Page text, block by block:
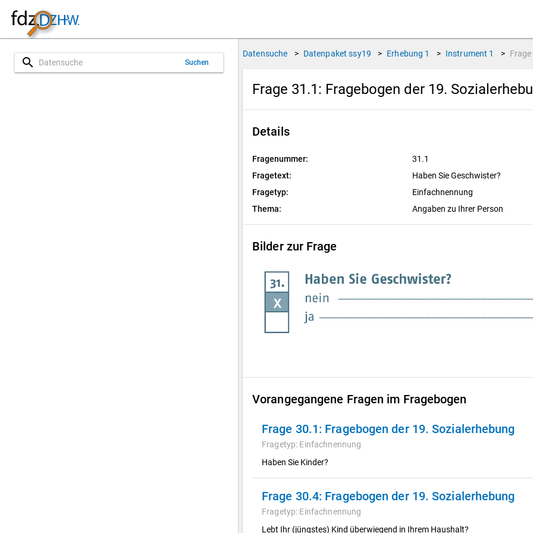
search Suchen
Datensuche > Datenpaket ssy19 > Erhebung 1 > Instrument 1 > Frage
Frage 31.1: Fragebogen der 19.
Details
Fragenummer:
31.1
Fragetext:
Haben Sie Geschwister?
Fragetyp:
Einfachnennung
Thema:
Angaben zu Ihrer Person
Bilder zur Frage
Vorangegangene Fragen im Fragebogen
Frage 30.1: Fragebogen der 19. Sozialerhebung
Fragetyp: Einfachnennung
Haben Sie Kinder?
Frage 30.4: Fragebogen der 19. Sozialerhebung
Fragetyp: Einfachnennung
Lebt Ihr (jüngstes) Kind überwiegend in Ihrem Haushalt?